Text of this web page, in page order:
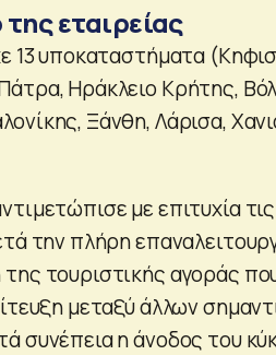
εταιρείας
13 υποκαταστήματα
Ηράκλειο Κρήτης,
Ξάνθη, Λάρισα,
με επιτυχία
την πλήρη
τουριστικής αγοράς
μεταξύ άλλων
συνέπεια η άνοδος του